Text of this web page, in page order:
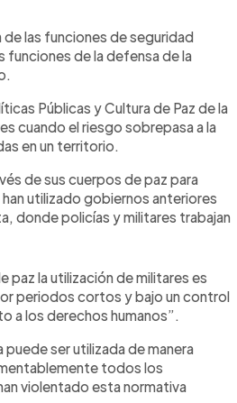
de las funciones de seguridad
funciones de la defensa de la
Públicas y Cultura de Paz de la
cuando el riesgo sobrepasa a la
en un territorio.
de sus cuerpos de paz para
utilizado gobiernos anteriores
donde policías y militares trabajan
paz la utilización de militares es
periodos cortos y bajo un control
a los derechos humanos”.
puede ser utilizada de manera
todos los
violentado esta normativa